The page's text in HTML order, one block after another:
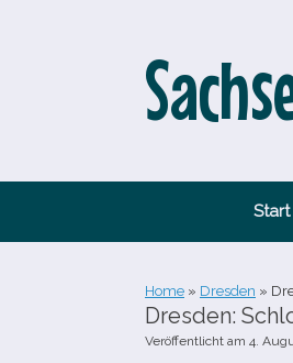
Start
Home » Dresden »
Dresden:
Veröffentlicht am 4.